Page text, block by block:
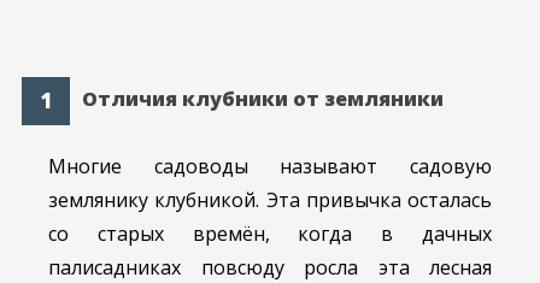
Отличия клубники от земляники
Многие садоводы называют садовую
землянику клубникой. Эта привычка осталась
со старых времён, когда в дачных
палисадниках повсюду росла эта лесная